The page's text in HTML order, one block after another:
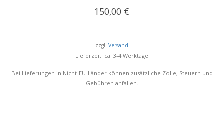
150,00 €
zzgl. Versand
Lieferzeit: ca. 3-4 Werktage
Bei Lieferungen in Nicht-EU-Länder können zusätzliche Zölle, Steuern und
Gebühren anfallen.